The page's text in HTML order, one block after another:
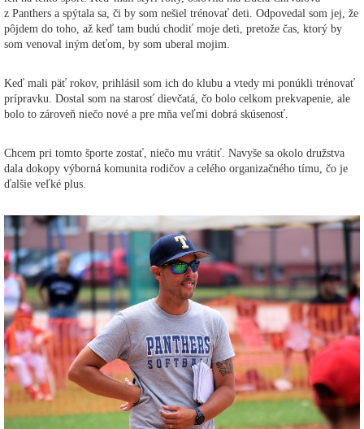
z Panthers a spýtala sa, či by som nešiel trénovať deti. Odpovedal som jej, že
pôjdem do toho, až keď tam budú chodiť moje deti, pretože čas, ktorý by
som venoval iným deťom, by som uberal mojim.
Keď mali päť rokov, prihlásil som ich do klubu a vtedy mi ponúkli trénovať
prípravku. Dostal som na starosť dievčatá, čo bolo celkom prekvapenie, ale
bolo to zároveň niečo nové a pre mňa veľmi dobrá skúsenosť.
Chcem pri tomto športe zostať, niečo mu vrátiť. Navyše sa okolo družstva
dala dokopy výborná komunita rodičov a celého organizačného tímu, čo je
ďalšie veľké plus.